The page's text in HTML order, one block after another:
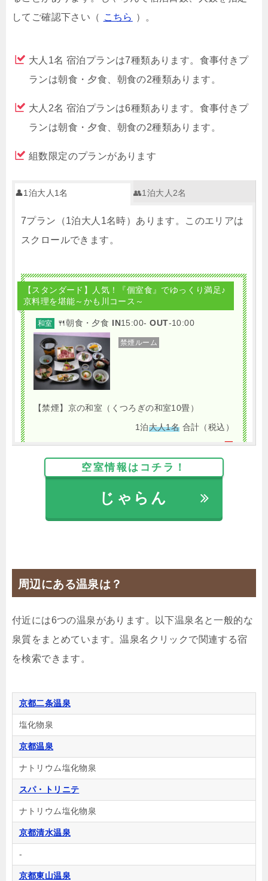
してご確認下さい（ こちら ）。
大人1名 宿泊プランは7種類あります。食事付きプ
ランは朝食・夕食、朝食の2種類あります。
大人2名 宿泊プランは6種類あります。食事付きプ
ランは朝食・夕食、朝食の2種類あります。
組数限定のプランがあります
👤1泊大人1名 👥1泊大人2名
7プラン（1泊大人1名時）あります。このエリアは
スクロールできます。
【スタンダード】人気！『個室食』でゆっくり満足♪
京料理を堪能～かも川コース～
和室 🍴朝食・夕食 IN15:00- OUT-10:00
禁煙ルーム
【禁煙】京の和室（くつろぎの和室10畳）
1泊大人1名 合計（税込）
15,400円
じゃらんで確認する
和室 🍴朝食・夕食 IN15:00- OUT-10:00
【禁煙】京の和室（くつろぎの和室10畳）
17,600円
じゃらんで確認する
【朝食付】気ままに京都観光を満喫＆大浴場付の旅
館で朝食を♪最終インはゆとりの22時
和室 🍴朝食 IN15:00-
空室情報はコチラ！
じゃらん
周辺にある温泉は？
付近には6つの温泉があります。以下温泉名と一般的な
泉質をまとめています。温泉名クリックで関連する宿
を検索できます。
京都二条温泉
塩化物泉
京都温泉
ナトリウム塩化物泉
スパ・トリニテ
ナトリウム塩化物泉
京都清水温泉
-
京都東山温泉